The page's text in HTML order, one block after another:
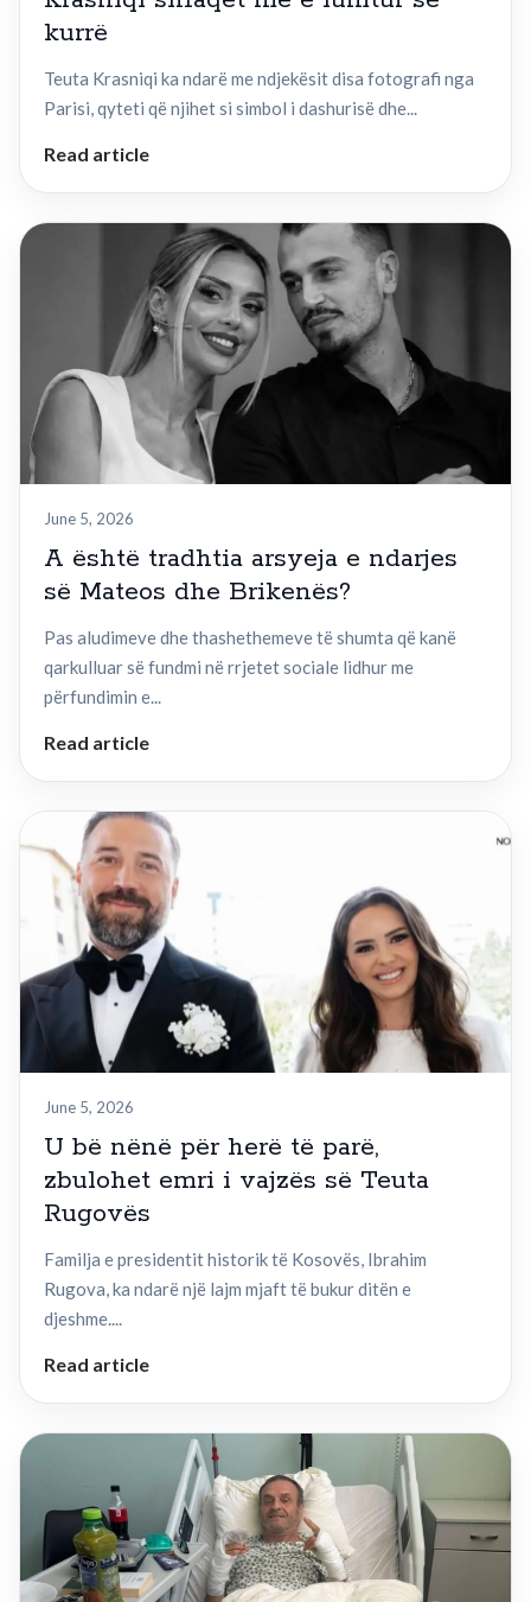
kurrë
Teuta Krasniqi ka ndarë me ndjekësit disa fotografi nga
Parisi, qyteti që njihet si simbol i dashurisë dhe...
Read article
June 5, 2026
A është tradhtia arsyeja e ndarjes
së Mateos dhe Brikenës?
Pas aludimeve dhe thashethemeve të shumta që kanë
qarkulluar së fundmi në rrjetet sociale lidhur me
përfundimin e...
Read article
June 5, 2026
U bë nënë për herë të parë,
zbulohet emri i vajzës së Teuta
Rugovës
Familja e presidentit historik të Kosovës, Ibrahim
Rugova, ka ndarë një lajm mjaft të bukur ditën e
djeshme....
Read article